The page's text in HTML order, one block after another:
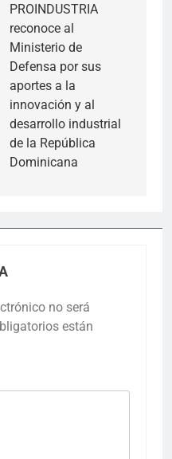
PROINDUSTRIA
reconoce al
Ministerio de
Defensa por sus
aportes a la
innovación y al
desarrollo industrial
de la República
Dominicana
no será
están